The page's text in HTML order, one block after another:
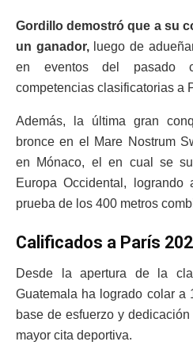
Gordillo demostró que a su
un ganador,luego de
en eventos del pasado
competencias clasificatorias a
Además, la última gran
bronce en el Mare Nostrum
en Mónaco, el en cual se
Europa Occidental,
prueba de los 400 metros
Calificados a París
Desde la apertura de la
Guatemala ha logrado colar a
base de esfuerzo y
mayor cita deportiva.